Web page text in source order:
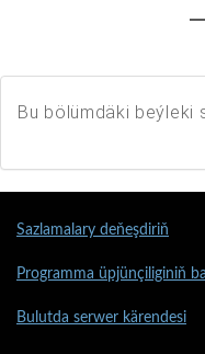
Bu bölümdäki beýleki
Sazlamalary deňeşdiriň
Programma üpjünçiliginiň
Bulutda serwer kärendesi